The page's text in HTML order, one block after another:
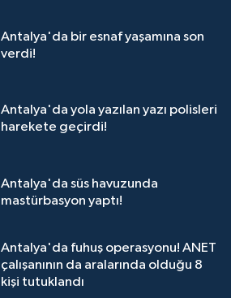
Antalya'da bir esnaf yaşamına son
verdi!
Antalya'da yola yazılan yazı polisleri
harekete geçirdi!
Antalya'da süs havuzunda
mastürbasyon yaptı!
Antalya'da fuhuş operasyonu! ANET
çalışanının da aralarında olduğu 8
kişi tutuklandı